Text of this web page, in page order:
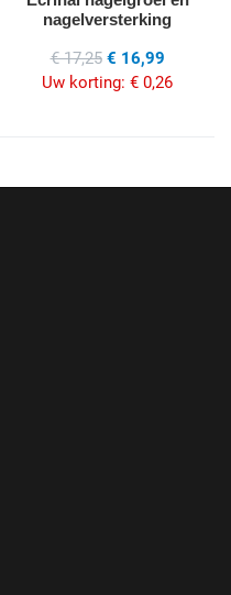
nagelversterking
€ 17,25 € 16,99
Uw korting: € 0,26